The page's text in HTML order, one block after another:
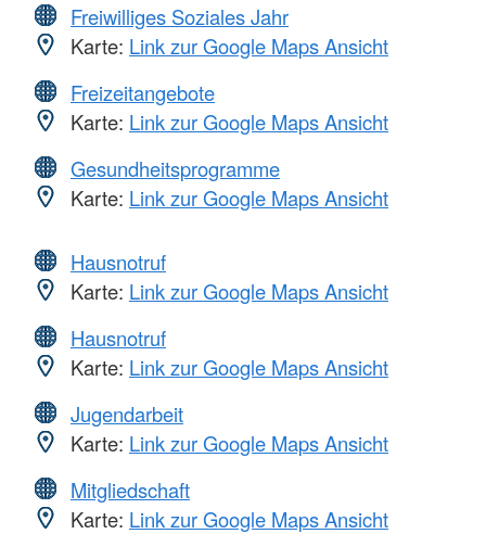
Freiwilliges Soziales Jahr
Karte: Link zur Google Maps Ansicht
Freizeitangebote
Karte: Link zur Google Maps Ansicht
Gesundheitsprogramme
Karte: Link zur Google Maps Ansicht
Hausnotruf
Karte: Link zur Google Maps Ansicht
Hausnotruf
Karte: Link zur Google Maps Ansicht
Jugendarbeit
Karte: Link zur Google Maps Ansicht
Mitgliedschaft
Karte: Link zur Google Maps Ansicht